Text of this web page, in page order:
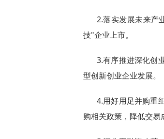
2.落实发展未来产
技"企业上市。
3.有序推进深化创
型创新创业企业发展。
4.用好用足并购重
购相关政策，降低交易